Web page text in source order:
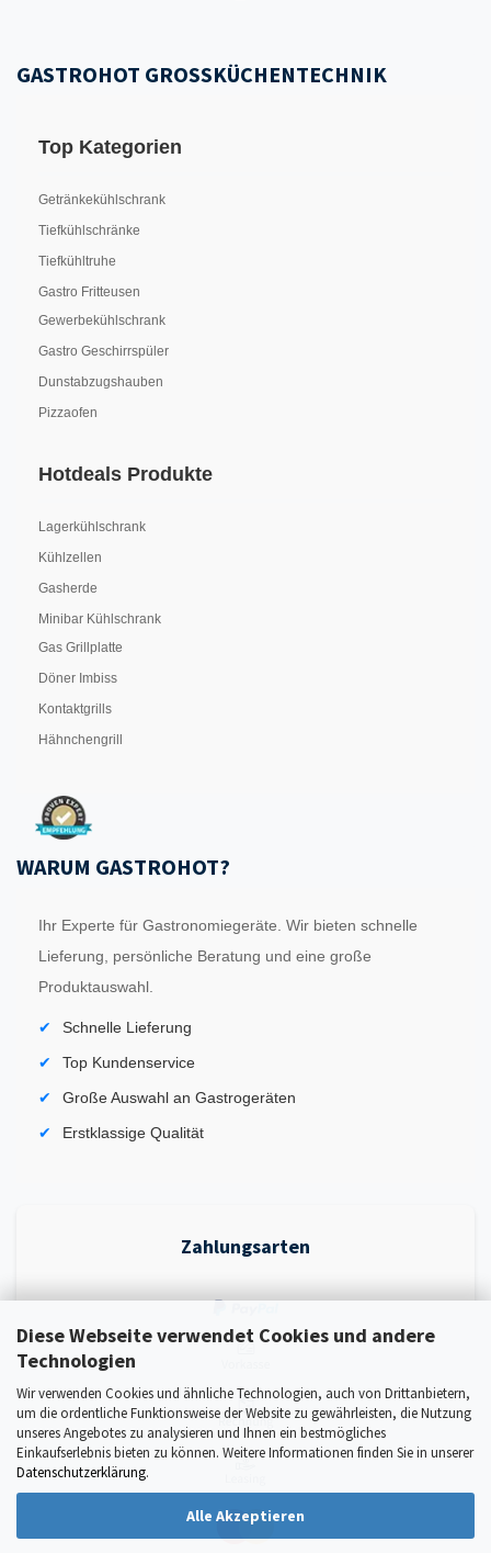
Diese Webseite verwendet Cookies und andere
Technologien
Wir verwenden Cookies und ähnliche Technologien, auch von Drittanbietern,
um die ordentliche Funktionsweise der Website zu gewährleisten, die Nutzung
unseres Angebotes zu analysieren und Ihnen ein bestmögliches
Einkaufserlebnis bieten zu können. Weitere Informationen finden Sie in unserer
Datenschutzerklärung.
Alle Akzeptieren
GASTROHOT GROSSKÜCHENTECHNIK
Top Kategorien
Getränkekühlschrank
Tiefkühlschränke
Tiefkühltruhe
Gastro Fritteusen
Gewerbekühlschrank
Gastro Geschirrspüler
Dunstabzugshauben
Pizzaofen
Hotdeals Produkte
Lagerkühlschrank
Kühlzellen
Gasherde
Minibar Kühlschrank
Gas Grillplatte
Döner Imbiss
Kontaktgrills
Hähnchengrill
WARUM GASTROHOT?
Ihr Experte für Gastronomiegeräte. Wir bieten schnelle
Lieferung, persönliche Beratung und eine große
Produktauswahl.
Schnelle Lieferung
Top Kundenservice
Große Auswahl an Gastrogeräten
Erstklassige Qualität
Zahlungsarten